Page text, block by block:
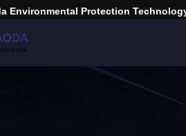
Environmental Protection